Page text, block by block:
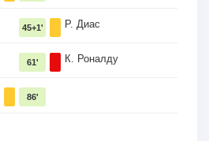
Р. Диас
45+1'
К. Роналду
61'
86'